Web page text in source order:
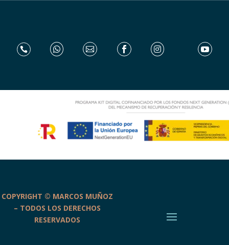
     
COPYRIGHT © MARCOS MUÑOZ
– TODOS LOS DERECHOS
RESERVADOS